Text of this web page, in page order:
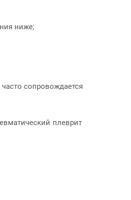
ниже;
сопровождается
плеврит